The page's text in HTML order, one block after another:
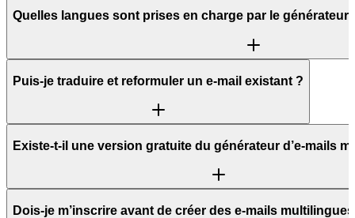
Quelles langues sont prises en charge par le générateur
Puis-je traduire et reformuler un e-mail existant ?
Existe-t-il une version gratuite du générateur d’e-mails
Dois-je m’inscrire avant de créer des e-mails